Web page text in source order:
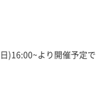
)16:00~より開催予定で